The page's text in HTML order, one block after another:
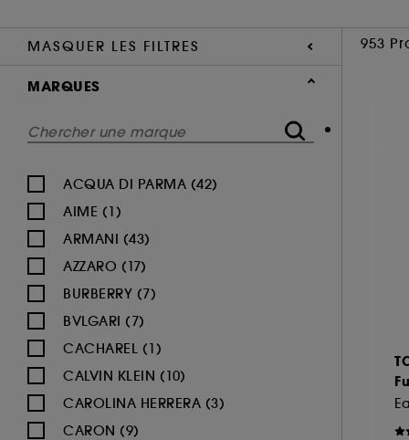
MASQUER LES FILTRES 953
MARQUES
ACQUA DI PARMA (42)
AIME (1)
ARMANI (43)
AZZARO (17)
BURBERRY (7)
BVLGARI (7)
CACHAREL (1)
CALVIN KLEIN (10)
CAROLINA HERRERA (3)
CARON (9)